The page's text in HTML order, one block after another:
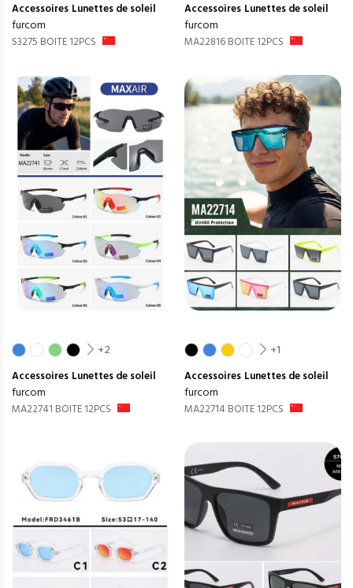
Accessoires Lunettes de soleil
furcom
S3275 BOITE 12PCS
Accessoires Lunettes de soleil
furcom
MA22816 BOITE 12PCS
+2
Accessoires Lunettes de soleil
furcom
MA22741 BOITE 12PCS
+1
Accessoires Lunettes de soleil
furcom
MA22714 BOITE 12PCS